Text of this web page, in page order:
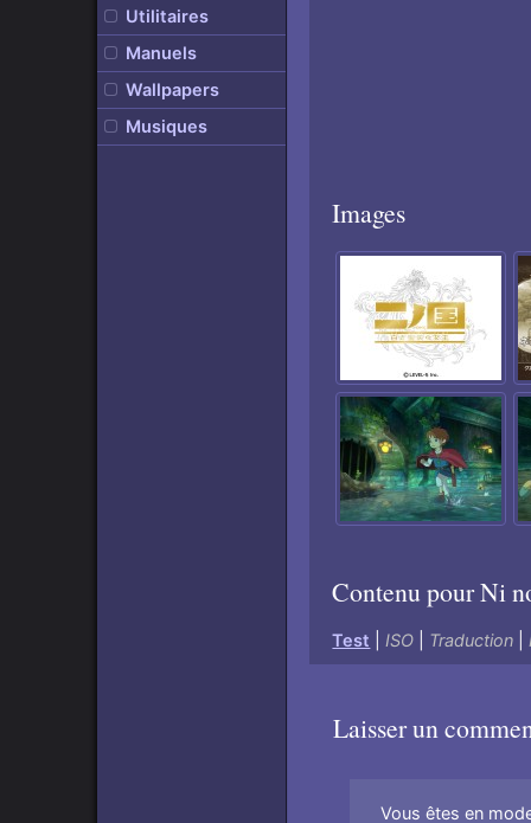
Utilitaires
Manuels
Wallpapers
Musiques
Images
Contenu pour Ni
Test |ISO Traduction |
Laisser un
Vous êtes en